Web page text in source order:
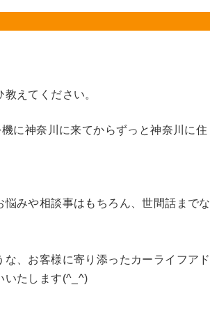
えてください。
に神奈川に来てからずっと神奈川に住
みや相談事はもちろん、世間話までな
、お客様に寄り添ったカーライフアド
いたします(^_^)